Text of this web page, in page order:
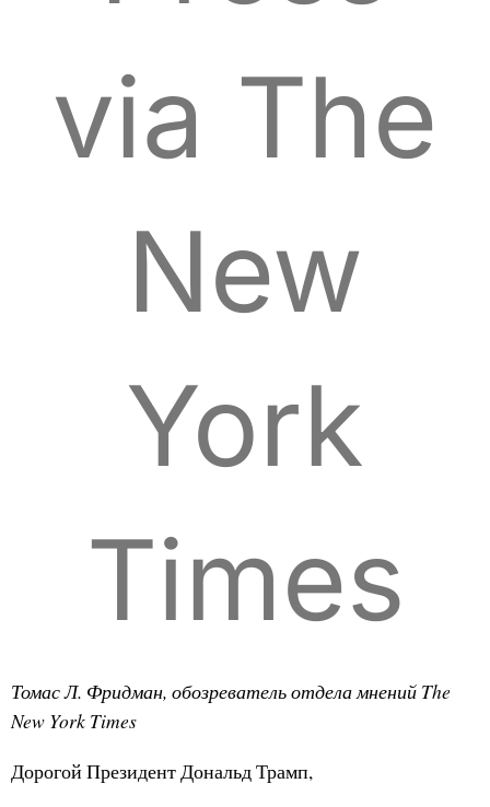
via The
New
York
Times
Томас Л. Фридман, обозреватель отдела мнений The
New York Times
Дорогой Президент Дональд Трамп,